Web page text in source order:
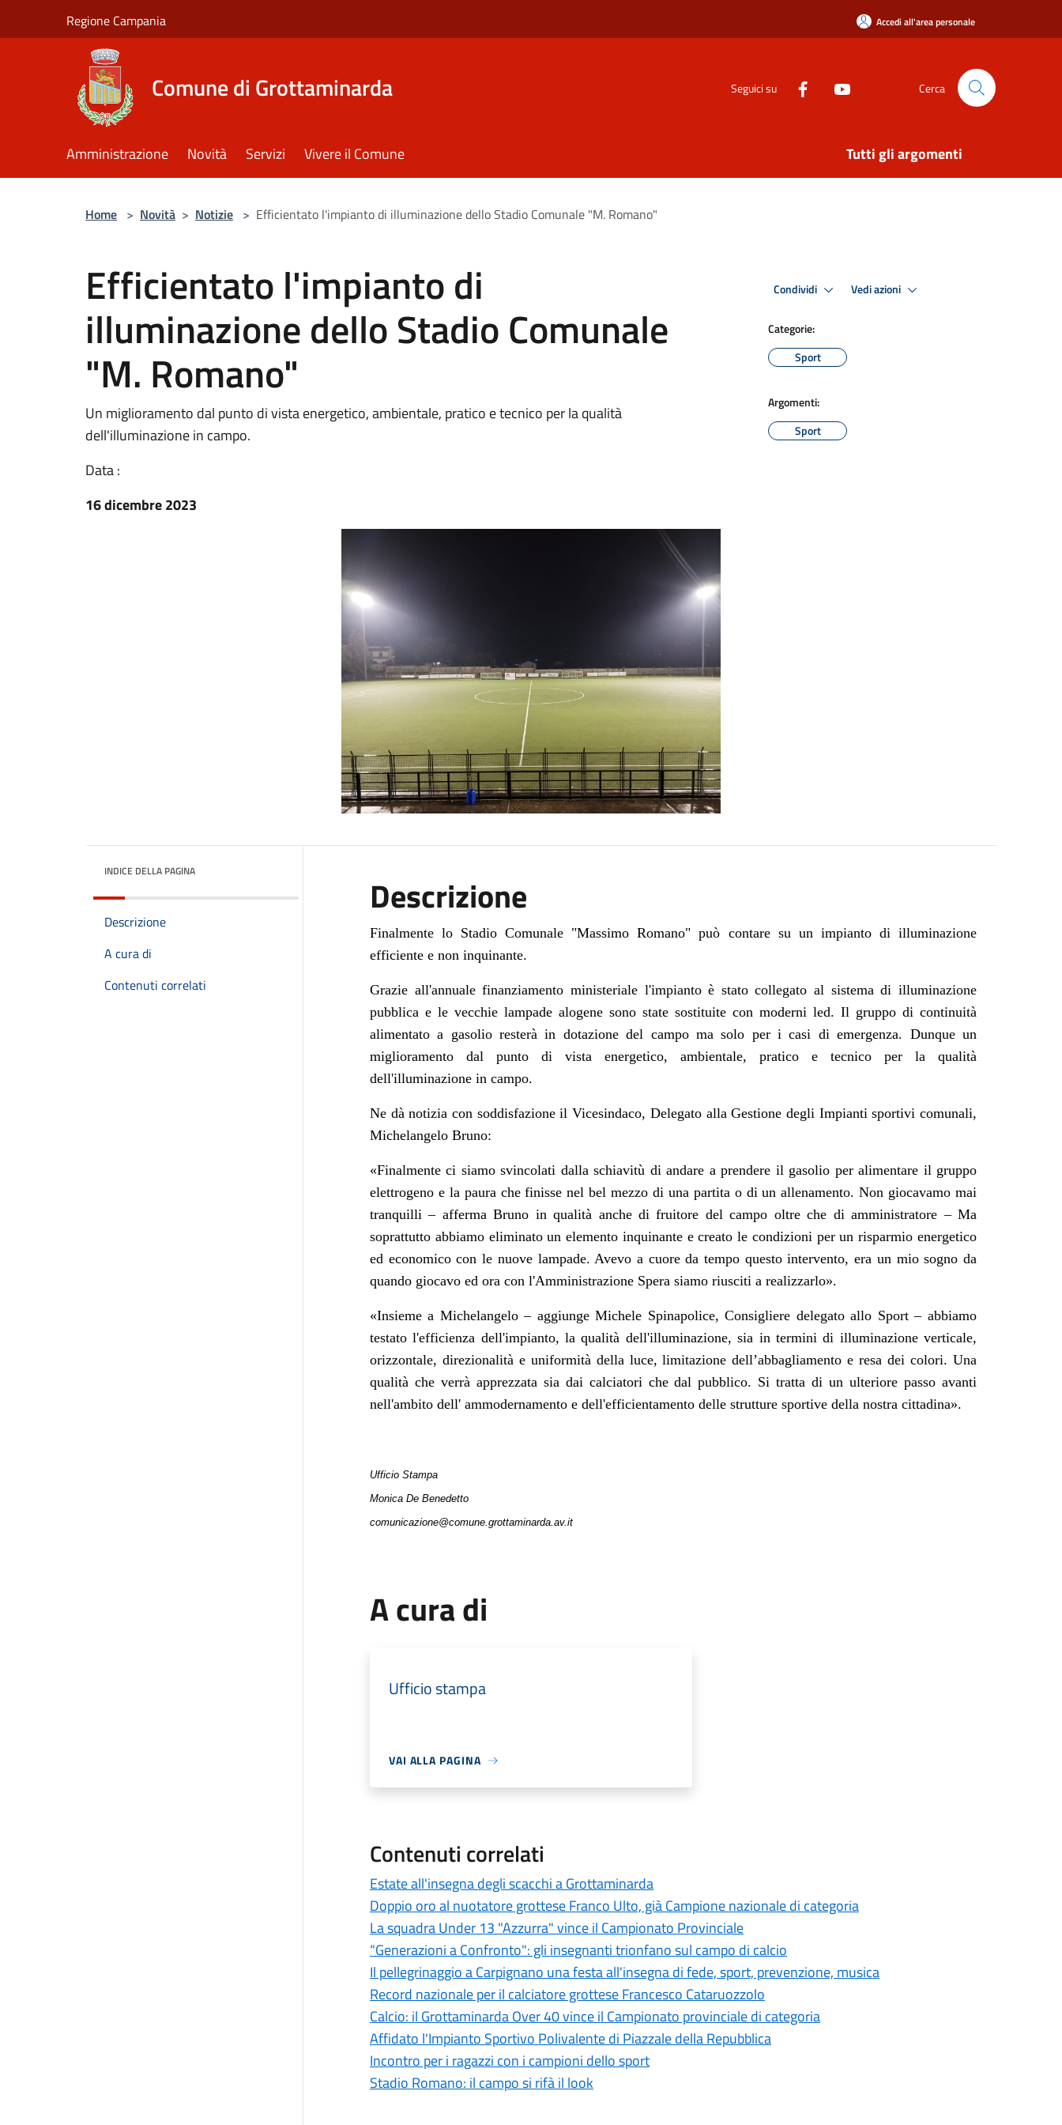
Regione Campania Accedi all'area personale
Comune di Grottaminarda Seguici su Cerca
Amministrazione Novità Servizi Vivere il Comune Tutti gli argomenti
Home > Novità > Notizie > Efficientato l'impianto di illuminazione dello Stadio Comunale "M. Romano"
Efficientato l'impianto di
illuminazione dello Stadio Comunale
"M. Romano"
Un miglioramento dal punto di vista energetico, ambientale, pratico e tecnico per la qualità
dell'illuminazione in campo.
Data :
16 dicembre 2023
Condividi Vedi azioni
Categorie:
Sport
Argomenti:
Sport
INDICE DELLA PAGINA
Descrizione
A cura di
Contenuti correlati
Descrizione
Finalmente lo Stadio Comunale "Massimo Romano" può contare su un impianto di illuminazione
efficiente e non inquinante.
Grazie all'annuale finanziamento ministeriale l'impianto è stato collegato al sistema di illuminazione
pubblica e le vecchie lampadealogene sono state sostituite con moderni led. Il gruppo di continuità
alimentato a gasolio resterà in dotazione del campo ma solo per i casi di emergenza. Dunque un
miglioramento dal punto di vista energetico, ambientale, pratico e tecnico per la qualità
dell'illuminazione in campo.
Ne dà notizia con soddisfazione il Vicesindaco, Delegato alla Gestione degli Impianti sportivi comunali,
Michelangelo Bruno:
«Finalmente ci siamo svincolati dalla schiavitù di andare a prendere il gasolio per alimentare il gruppo
elettrogeno e la paura che finisse nel bel mezzo di una partita o di un allenamento. Non giocavamo mai
tranquilli – afferma Bruno in qualità anche di fruitore del campo oltre che di amministratore – Ma
soprattutto abbiamo eliminato un elemento inquinante e creato le condizioni per un risparmio energetico
ed economico con le nuove lampade. Avevo a cuore da tempo questo intervento, era un mio sogno da
quando giocavo ed ora con l'Amministrazione Spera siamo riusciti a realizzarlo».
«Insieme a Michelangelo – aggiunge Michele Spinapolice, Consigliere delegato allo Sport – abbiamo
testato l'efficienza dell'impianto, la qualità dell'illuminazione, sia in termini di illuminazione verticale,
orizzontale, direzionalità e uniformità della luce, limitazione dell’abbagliamento e resa dei colori. Una
qualità che verrà apprezzata sia dai calciatori che dal pubblico. Si tratta di un ulteriore passo avanti
nell'ambito dell' ammodernamento e dell'efficientamento delle strutture sportive della nostra cittadina».
Ufficio Stampa
Monica De Benedetto
comunicazione@comune.grottaminarda.av.it
A cura di
Ufficio stampa
VAI ALLA PAGINA
Contenuti correlati
Estate all'insegna degli scacchi a Grottaminarda
Doppio oro al nuotatore grottese Franco Ulto, già Campione nazionale di categoria
La squadra Under 13 "Azzurra" vince il Campionato Provinciale
“Generazioni a Confronto": gli insegnanti trionfano sul campo di calcio
Il pellegrinaggio a Carpignano una festa all'insegna di fede, sport, prevenzione, musica
Record nazionale per il calciatore grottese Francesco Cataruozzolo
Calcio: il Grottaminarda Over 40 vince il Campionato provinciale di categoria
Affidato l'Impianto Sportivo Polivalente di Piazzale della Repubblica
Incontro per i ragazzi con i campioni dello sport
Stadio Romano: il campo si rifà il look